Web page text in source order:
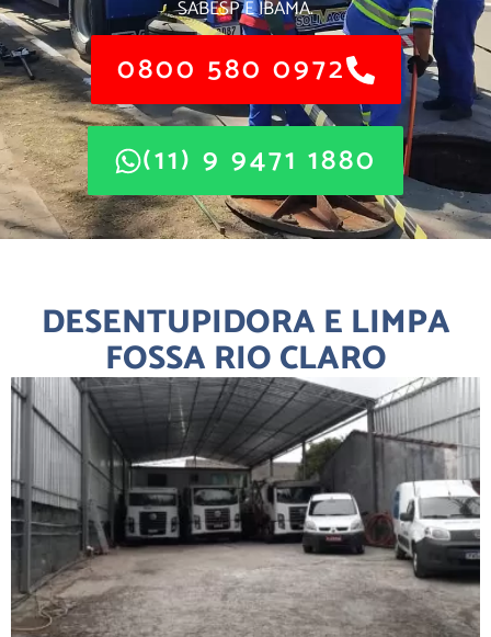
SABESP E IBAMA.
0800 580 0972
(11) 9 9471 1880
DESENTUPIDORA E LIMPA
FOSSA RIO CLARO